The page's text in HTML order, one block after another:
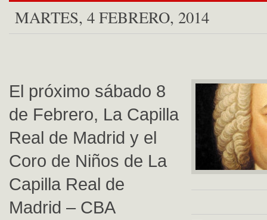
MARTES, 4 FEBRERO, 2014
El próximo sábado 8
de Febrero, La Capilla
Real de Madrid y el
Coro de Niños de La
Capilla Real de
Madrid – CBA